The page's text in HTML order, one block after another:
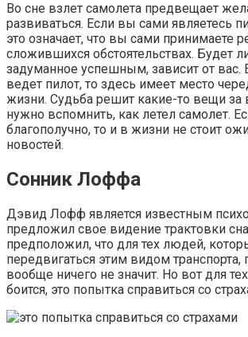
Во сне взлет самолета предвещает
развиваться. Если вы сами являетесь
это означает, что вы сами принимаете
сложившихся обстоятельствах. Будет
задуманное успешным, зависит от вас.
ведет пилот, то здесь имеет место
жизни. Судьба решит какие-то вещи за
нужно вспомнить, как летел самолет.
благополучно, то и в жизни не стоит
новостей.
Сонник Лоффа
Дэвид Лофф является известным
предложил свое видение трактовки
предположил, что для тех людей,
передвигаться этим видом
вообще ничего не значит. Но вот для
боится, это попытка справиться со